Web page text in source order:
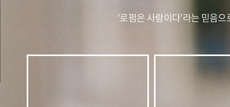
'로펌은 사람이다'라는 믿음으